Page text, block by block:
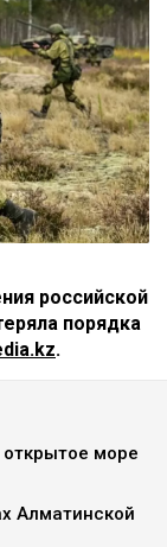
российской
порядка
.
открытое море
Алматинской